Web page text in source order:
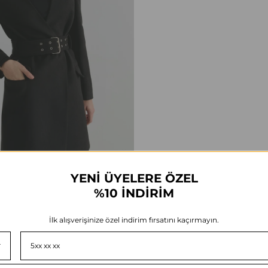
YENİ ÜYELERE ÖZEL
%10 İNDİRİM
İlk alışverişinize özel indirim fırsatını kaçırmayın.